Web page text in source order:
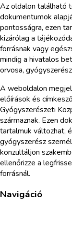
Az oldalon található
dokumentumok
pontosságra, ezen
kizárólag a
forrásnak vagy
mindig a hivatalos
orvosa,
A weboldalon
előírások és
Gyógyszerészeti
származnak. Ezen
tartalmuk változhat,
gyógyszerész
konzultáljon
ellenőrizze a
forrásnál.
Navigáció